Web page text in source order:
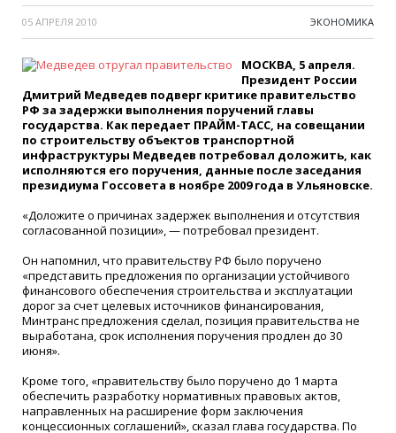
05 АПРЕЛЯ 2010 ЭКОНОМИКА
МОСКВА, 5 апреля.
Президент России
Дмитрий Медведев подверг критике правительство
РФ за задержки выполнения поручений главы
государства. Как передает ПРАЙМ-ТАСС, на совещании
по строительству объектов транспортной
инфраструктуры Медведев потребовал доложить, как
исполняются его поручения, данные после заседания
президиума Госсовета в ноябре 2009 года в Ульяновске.
«Доложите о причинах задержек выполнения и отсутствия
согласованной позиции», — потребовал президент.
Он напомнил, что правительству РФ было поручено
«представить предложения по организации устойчивого
финансового обеспечения строительства и эксплуатации
дорог за счет целевых источников финансирования,
Минтранс предложения сделал, позиция правительства не
выработана, срок исполнения поручения продлен до 30
июня».
Кроме того, «правительству было поручено до 1 марта
обеспечить разработку нормативных правовых актов,
направленных на расширение форм заключения
концессионных соглашений», сказал глава государства. По